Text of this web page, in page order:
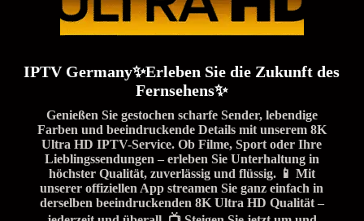
IPTV Germany✨Erleben Sie die Zukunft des
Fernsehens✨
Genießen Sie gestochen scharfe Sender, lebendige
Farben und beeindruckende Details mit unserem 8K
Ultra HD IPTV-Service. Ob Filme, Sport oder Ihre
Lieblingssendungen – erleben Sie Unterhaltung in
höchster Qualität, zuverlässig und flüssig. 📱 Mit
unserer offiziellen App streamen Sie ganz einfach in
derselben beeindruckenden 8K Ultra HD Qualität –